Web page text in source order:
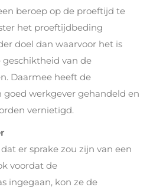
beroep op de proeftijd te
het proeftijdbeding
doel dan waarvoor het is
van de
Daarmee heeft de
goed werkgever gehandeld en
vernietigd.
er sprake zou zijn van een
voordat de
ingegaan, kon ze de